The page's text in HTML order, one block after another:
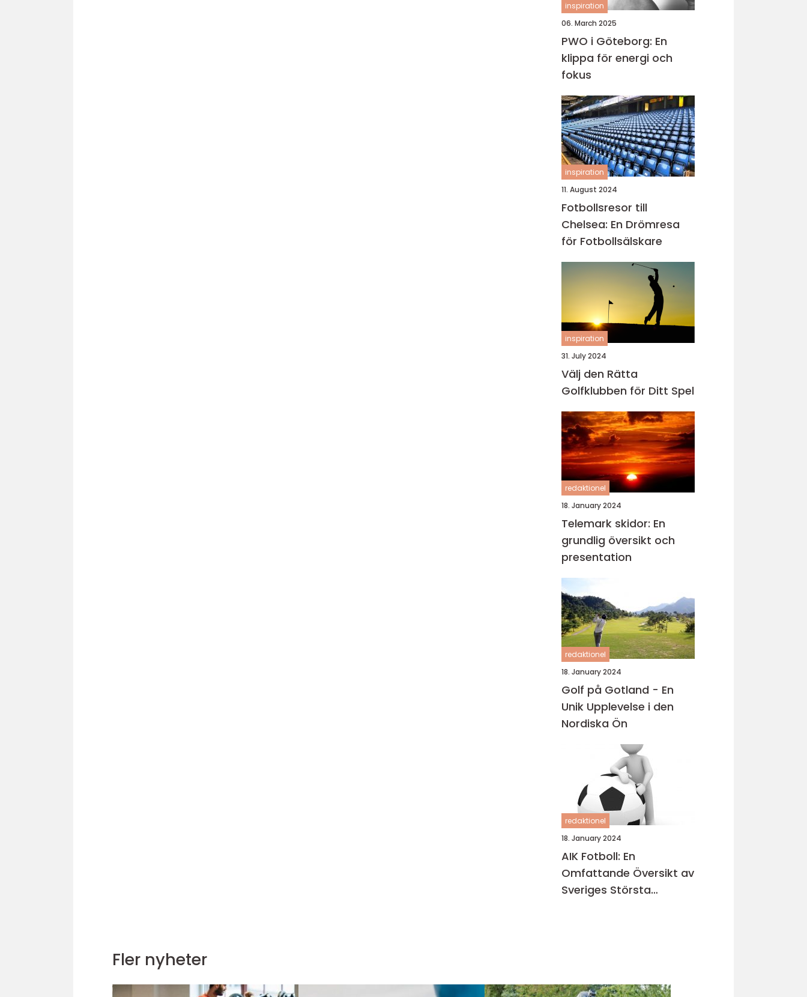
inspiration
06. March 2025
PWO i Göteborg: En
klippa för energi och
fokus
inspiration
11. August 2024
Fotbollsresor till
Chelsea: En Drömresa
för Fotbollsälskare
inspiration
31. July 2024
Välj den Rätta
Golfklubben för Ditt Spel
redaktionel
18. January 2024
Telemark skidor: En
grundlig översikt och
presentation
redaktionel
18. January 2024
Golf på Gotland - En
Unik Upplevelse i den
Nordiska Ön
redaktionel
18. January 2024
AIK Fotboll: En
Omfattande Översikt av
Sveriges Största
Fler nyheter